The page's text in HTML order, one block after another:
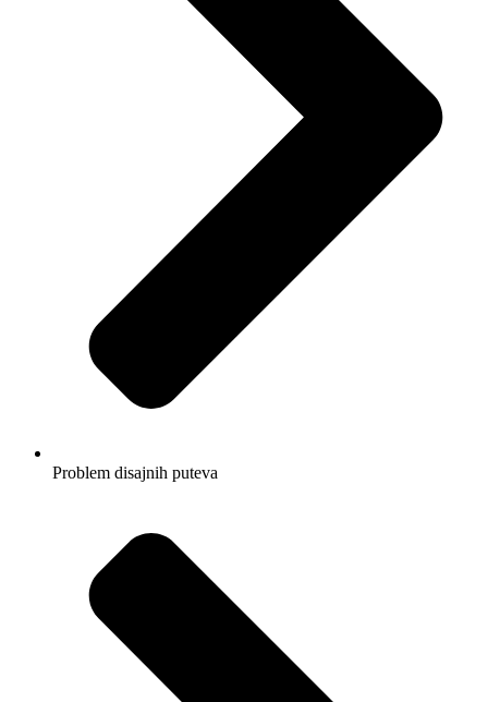
Problem disajnih puteva